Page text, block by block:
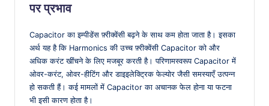
पर प्रभाव
Capacitor का इम्पीडेंस फ़्रीक्वेंसी बढ़ने के साथ कम होता जाता है। इसका
अर्थ यह है कि Harmonics की उच्च फ़्रीक्वेंसी Capacitor को और
अधिक करंट खींचने के लिए मजबूर करती है। परिणामस्वरूप Capacitor में
ओवर-करंट, ओवर-हीटिंग और डाइइलेक्ट्रिक फेल्योर जैसी समस्याएँ उत्पन्न
हो सकती हैं। कई मामलों में Capacitor का अचानक फेल होना या फटना
भी इसी कारण होता है।